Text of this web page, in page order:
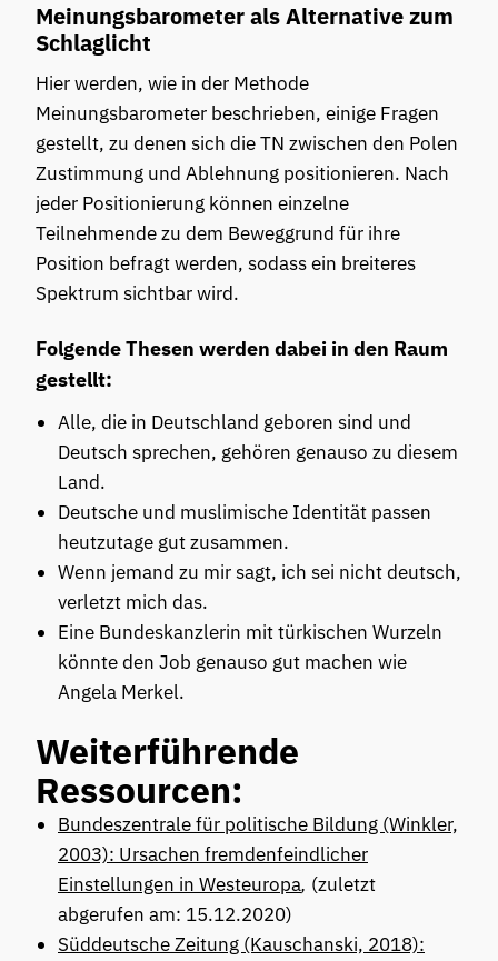
Meinungsbarometer als Alternative zum
Schlaglicht
Hier werden, wie in der Methode
Meinungsbarometer beschrieben, einige Fragen
gestellt, zu denen sich die TN zwischen den Polen
Zustimmung und Ablehnung positionieren. Nach
jeder Positionierung können einzelne
Teilnehmende zu dem Beweggrund für ihre
Position befragt werden, sodass ein breiteres
Spektrum sichtbar wird.
Folgende Thesen werden dabei in den Raum
gestellt:
Alle, die in Deutschland geboren sind und
Deutsch sprechen, gehören genauso zu diesem
Land.
Deutsche und muslimische Identität passen
heutzutage gut zusammen.
Wenn jemand zu mir sagt, ich sei nicht deutsch,
verletzt mich das.
Eine Bundeskanzlerin mit türkischen Wurzeln
könnte den Job genauso gut machen wie
Angela Merkel.
Weiterführende
Ressourcen:
Bundeszentrale für politische Bildung (Winkler,
2003): Ursachen fremdenfeindlicher
Einstellungen in Westeuropa, (zuletzt
abgerufen am: 15.12.2020)
Süddeutsche Zeitung (Kauschanski, 2018):